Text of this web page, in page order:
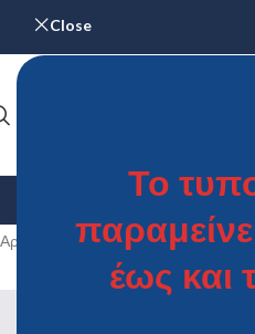
Close
Το
έως και
ΑΡΧΙΚΉ
Αρχική σελίδα/Προϊόντα με